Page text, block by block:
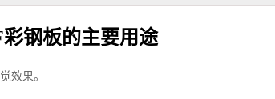
钢板的主要用途
效果。